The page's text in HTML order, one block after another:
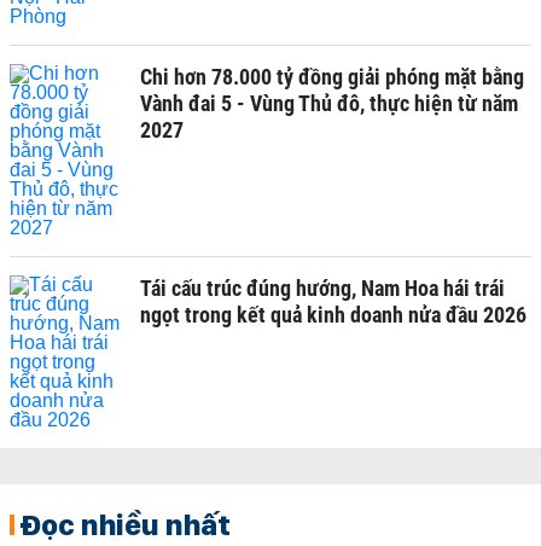
Chi hơn 78.000 tỷ đồng giải phóng mặt bằng
Vành đai 5 - Vùng Thủ đô, thực hiện từ năm
2027
Tái cấu trúc đúng hướng, Nam Hoa hái trái
ngọt trong kết quả kinh doanh nửa đầu 2026
Đọc nhiều nhất